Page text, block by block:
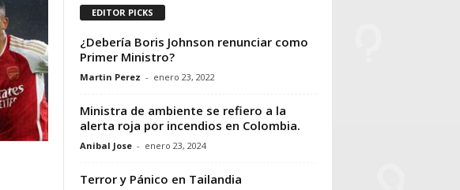
EDITOR PICKS
¿Debería Boris Johnson renunciar como
Primer Ministro?
Martin Perez - enero 23, 2022
Ministra de ambiente se refiero a la
alerta roja por incendios en Colombia.
Anibal Jose - enero 23, 2024
Terror y Pánico en Tailandia